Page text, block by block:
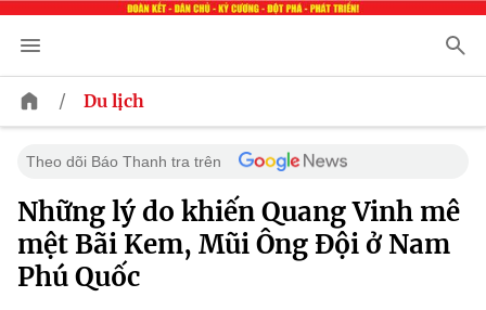
/ Du lịch
Theo dõi Báo Thanh tra trên
Những lý do khiến Quang Vinh mê
mệt Bãi Kem, Mũi Ông Đội ở Nam
Phú Quốc